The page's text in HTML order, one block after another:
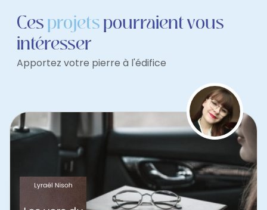
Cesprojetspourraient vous
intéresser
Apportez votre pierre à l'édifice